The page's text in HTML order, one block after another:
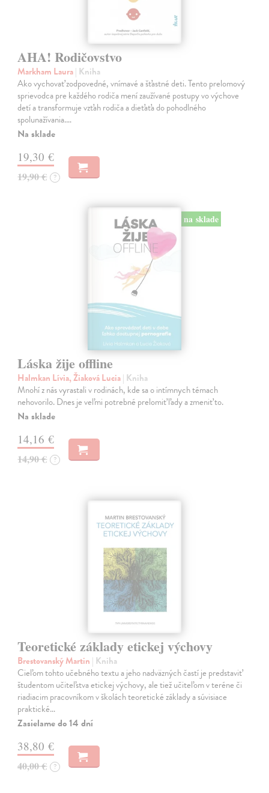
AHA! Rodičovstvo
Markham Laura| Kniha
Ako vychovať zodpovedné, vnímavé a šťastné deti. Tento prelomový
sprievodca pre každého rodiča mení zaužívané postupy vo výchove
detí a transformuje vzťah rodiča a dieťaťa do pohodlného
spolunažívania.…
Na sklade
19,30 €
19,90 € ?
na sklade
Láska žije offline
Halmkan Lívia, Žiaková Lucia| Kniha
Mnohí z nás vyrastali v rodinách, kde sa o intímnych témach
nehovorilo. Dnes je veľmi potrebné prelomiť ľady a zmeniť to.
Na sklade
14,16 €
14,90 € ?
Teoretické základy etickej výchovy
Brestovanský Martin | Kniha
Cieľom tohto učebného textu a jeho nadväzných častí je predstaviť
študentom učiteľstva etickej výchovy, ale tiež učiteľom v teréne či
riadiacim pracovníkom v školách teoretické základy a súvisiace
praktické…
Zasielame do 14 dní
38,80 €
40,00 € ?